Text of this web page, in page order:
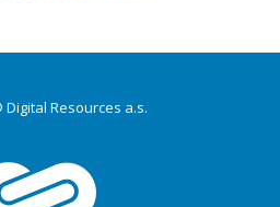
Resources a.s.